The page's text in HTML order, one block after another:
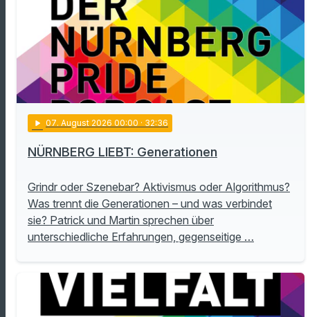
play_arrow 07. August 2026 00:00 · 32:36
NÜRNBERG LIEBT: Generationen
Grindr oder Szenebar? Aktivismus oder Algorithmus?
Was trennt die Generationen – und was verbindet
sie? Patrick und Martin sprechen über
unterschiedliche Erfahrungen, gegenseitige …